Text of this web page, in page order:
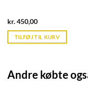
kr.450,00Current
is:
kr. 39,95.
TILFØJ TIL KURV
Andre købte